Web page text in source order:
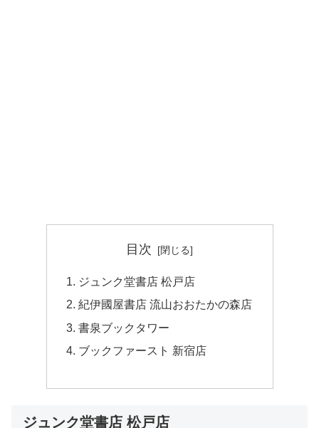
目次
ジュンク堂書店 松戸店
紀伊國屋書店 流山おおたかの森店
書泉ブックタワー
ブックファースト 新宿店
ジュンク堂書店 松戸店